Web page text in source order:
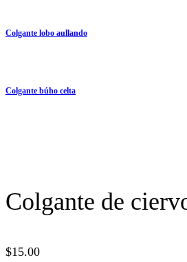
Colgante lobo aullando
Colgante búho celta
Colgante de
$15.00